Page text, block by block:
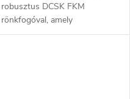
robusztus DCSK FKM
rönkfogóval, amely
villámgyorsan rögzít minden